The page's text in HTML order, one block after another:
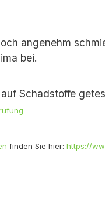
angenehm
bei.
Schadstoffe
finden Sie hier: https://